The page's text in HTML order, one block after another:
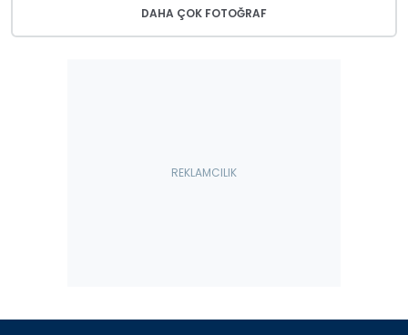
DAHA ÇOK FOTOĞRAF